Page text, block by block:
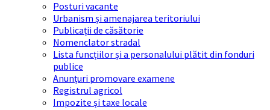
Posturi vacante
Urbanism și amenajarea teritoriului
Publicații de căsătorie
Nomenclator stradal
Lista funcțiilor și a personalului plătit din fonduri
publice
Anunțuri promovare examene
Registrul agricol
Impozite și taxe locale